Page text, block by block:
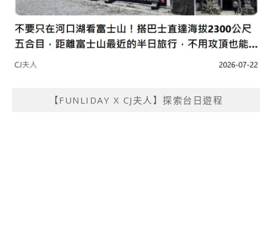
【FUNLIDAY X CJ夫人】探索台日遊程